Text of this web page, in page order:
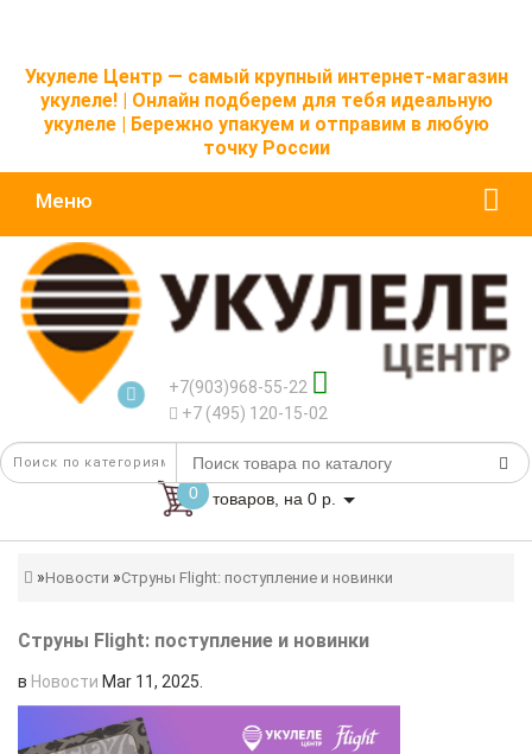
Укулеле Центр — самый крупный интернет-магазин
укулеле! | Онлайн подберем для тебя идеальную
укулеле | Бережно упакуем и отправим в любую
точку России
Меню
+7(903)968-55-22
+7 (495) 120-15-02
0 товаров, на 0 р.
Новости Струны Flight: поступление и новинки
Струны Flight: поступление и новинки
в Новости Mar 11, 2025